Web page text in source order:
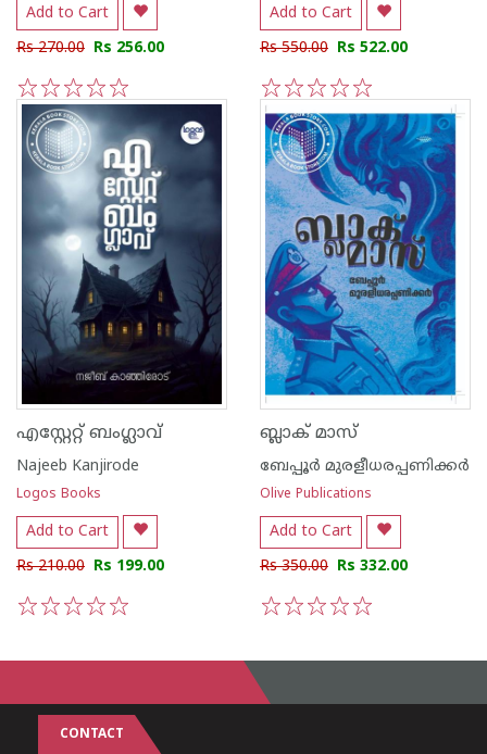
Add to Cart
Rs 270.00 Rs 256.00
5
4
3
2
1
Add to Cart
Rs 550.00 Rs 522.00
5
4
3
2
1
എസ്റ്റേറ്റ് ബംഗ്ലാവ്
Najeeb Kanjirode
Logos Books
Add to Cart
Rs 210.00 Rs 199.00
ബ്ലാക്‌ മാസ്
ബേപ്പൂര്‍ മുരളീധരപ്പണിക്കര്‍
Olive Publications
Add to Cart
Rs 350.00 Rs 332.00
CONTACT